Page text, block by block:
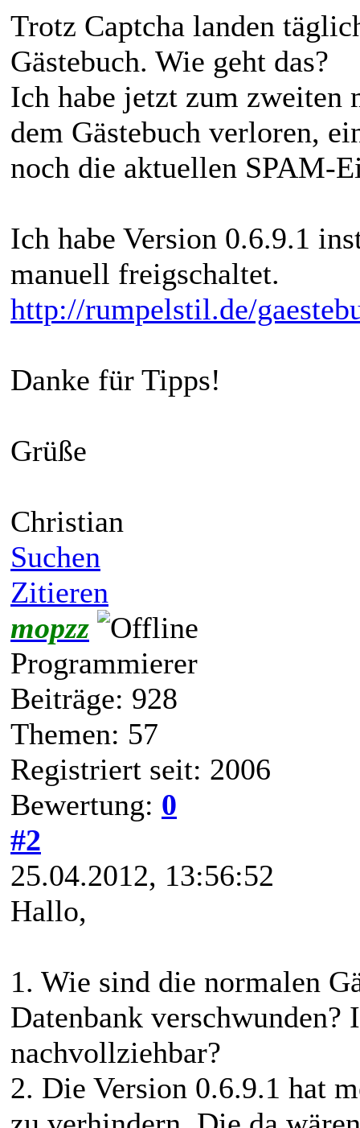
Trotz Captcha landen
Gästebuch. Wie geht das?
Ich habe jetzt zum zweiten
dem Gästebuch verloren,
noch die aktuellen SPAM-
Ich habe Version 0.6.9.1
manuell freigschaltet.
http://rumpelstil.de/
Danke für Tipps!
Grüße
Christian
Suchen
Zitieren
mopzz
Programmierer
Beiträge: 928
Themen: 57
Registriert seit: 2006
Bewertung: 0
#2
25.04.2012, 13:56:52
Hallo,
1. Wie sind die normalen
Datenbank verschwunden?
nachvollziehbar?
2. Die Version 0.6.9.1 hat